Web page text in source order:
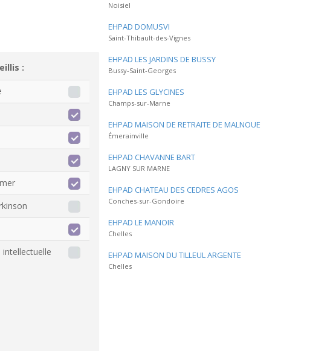
:
Noisiel
EHPAD DOMUSVI
Saint-Thibault-des-Vignes
EHPAD LES JARDINS DE BUSSY
Bussy-Saint-Georges
EHPAD LES GLYCINES
Champs-sur-Marne
EHPAD MAISON DE RETRAITE DE MALNOUE
Émerainville
EHPAD CHAVANNE BART
LAGNY SUR MARNE
EHPAD CHATEAU DES CEDRES AGOS
Conches-sur-Gondoire
EHPAD LE MANOIR
Chelles
EHPAD MAISON DU TILLEUL ARGENTE
Chelles